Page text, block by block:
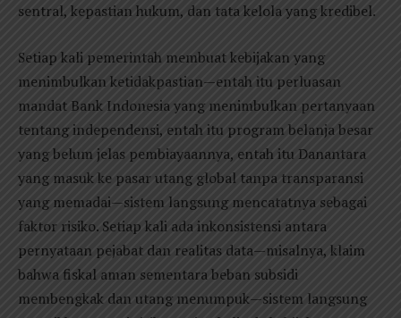
sentral, kepastian hukum, dan tata kelola yang kredibel.
Setiap kali pemerintah membuat kebijakan yang
menimbulkan ketidakpastian—entah itu perluasan
mandat Bank Indonesia yang menimbulkan pertanyaan
tentang independensi, entah itu program belanja besar
yang belum jelas pembiayaannya, entah itu Danantara
yang masuk ke pasar utang global tanpa transparansi
yang memadai—sistem langsung mencatatnya sebagai
faktor risiko. Setiap kali ada inkonsistensi antara
pernyataan pejabat dan realitas data—misalnya, klaim
bahwa fiskal aman sementara beban subsidi
membengkak dan utang menumpuk—sistem langsung